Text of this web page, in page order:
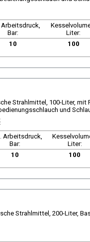
Arbeitsdruck,
Bar:
Liter:
10 100
Strahlmittel, 100-Liter, mit
und
Arbeitsdruck,
Bar:
Liter:
10 100
Strahlmittel, 200-Liter,